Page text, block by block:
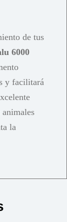
de tus
6000
y facilitará
la